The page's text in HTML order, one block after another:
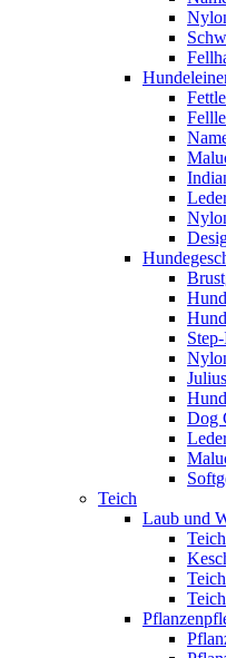
Dog
Teich
Laub und